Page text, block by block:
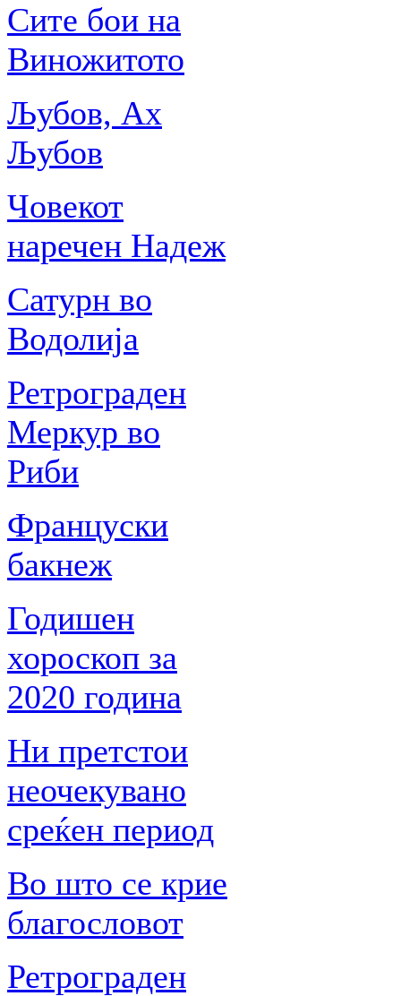
Сите бои на
Виножитото
Љубов, Ах
Љубов
Човекот
наречен Надеж
Сатурн во
Водолија
Ретрограден
Меркур во
Риби
Француски
бакнеж
Годишен
хороскоп за
2020 година
Ни претстои
неочекувано
среќен период
Во што се крие
благословот
Ретрограден